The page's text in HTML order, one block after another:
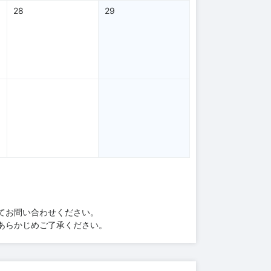
28 29
問い合わせください。
かじめご了承ください。